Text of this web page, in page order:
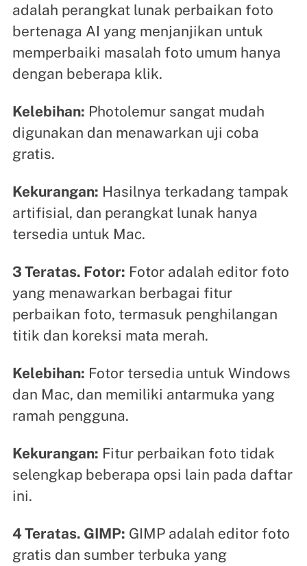
adalah perangkat lunak perbaikan foto
bertenaga AI yang menjanjikan untuk
memperbaiki masalah foto umum hanya
dengan beberapa klik.
Kelebihan: Photolemur sangat mudah
digunakan dan menawarkan uji coba
gratis.
Kekurangan: Hasilnya terkadang tampak
artifisial, dan perangkat lunak hanya
tersedia untuk Mac.
3 Teratas. Fotor: Fotor adalah editor foto
yang menawarkan berbagai fitur
perbaikan foto, termasuk penghilangan
titik dan koreksi mata merah.
Kelebihan: Fotor tersedia untuk Windows
dan Mac, dan memiliki antarmuka yang
ramah pengguna.
Kekurangan: Fitur perbaikan foto tidak
selengkap beberapa opsi lain pada daftar
ini.
4 Teratas. GIMP: GIMP adalah editor foto
gratis dan sumber terbuka yang